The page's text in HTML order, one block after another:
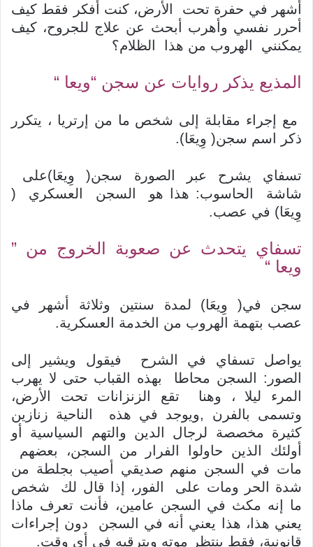
أشهر في حفرة تحت الأرض، كنت أفكر فقط كيف
أحرر نفسي وأهرب أبحث عن علاج للجروح، كيف
يمكنني الهروب من هذا الظلام؟
المذيع يذكر روايات عن سجن “ويعا “
مع إجراء مقابلة إلى شخص ما من إرتريا ، يتكرر
ذكر اسم سجن( وِيعَا).
تسفاي يشرح عبر الصورة سجن( وِيعَا)على
شاشة الحاسوب: هذا هو السجن العسكري (
وِيعَا) في عصب.
تسفاي يتحدث عن صعوبة الخروج من ”
ويعا “
سجن في( وِيعَا) لمدة سنتين وثلاثة أشهر في
عصب بتهمة الهروب من الخدمة العسكرية.
يواصل تسفاي في الشرح فيقول ويشير إلى
الصور: السجن محاطا بهذه القباب حتى لا يهرب
المرء ليلا ، وهنا تقع الزنزانات تحت الأرض،
وتسمى بالفرن ,ويوجد في هذه الناحية زنازين
كثيرة مخصصة لرجال الدين والتهم السياسية أو
أولئك الذين حاولوا الفرار من السجن، بعضهم
مات في السجن منهم صديقي أصيب بجلطة من
شدة الحر ومات على الفور، إذا قال لك شخص
ما إنه مكث في السجن عامين، فأنت تعرف ماذا
يعني هذا، هذا يعني أنه في السجن دون إجراءات
قانونية، فقط ينتظر موته ويترقبه في أي وقت.